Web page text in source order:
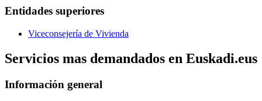
Entidades superiores
Viceconsejería de Vivienda
Servicios mas demandados en Euskadi.eus
Información general